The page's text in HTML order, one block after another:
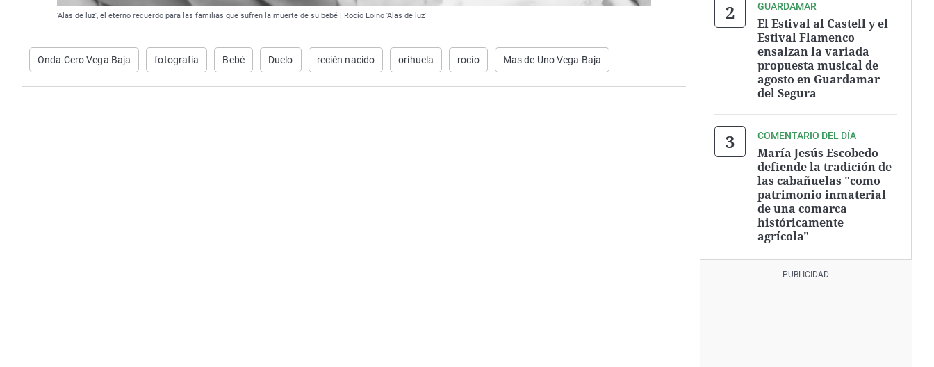
'Alas de luz', el eterno recuerdo para las familias que sufren la muerte de su bebé | Rocío Loino 'Alas de luz'
Onda Cero Vega Baja fotografia Bebé Duelo recién nacido orihuela rocío Mas de Uno Vega Baja
GUARDAMAR
El Estival al Castell y el
Estival Flamenco
ensalzan la variada
propuesta musical de
agosto en Guardamar
del Segura
COMENTARIO DEL DÍA
María Jesús Escobedo
defiende la tradición de
las cabañuelas "como
patrimonio inmaterial
de una comarca
históricamente
agrícola"